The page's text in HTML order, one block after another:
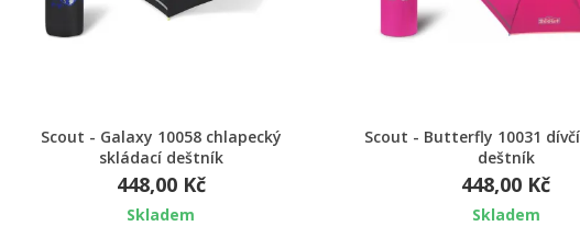
Scout - Galaxy 10058 chlapecký
skládací deštník
448,00 Kč
Skladem
Scout - Butterfly 10031
deštník
448,00 Kč
Skladem